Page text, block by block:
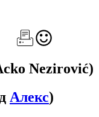
Nezirović)
Алекс)